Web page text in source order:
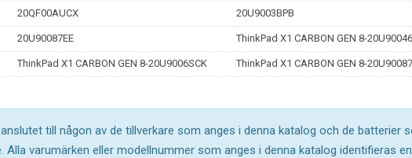
20QF00AUCX 20U9003BPB
20U90087EE ThinkPad X1 CARBON GEN 8-
ThinkPad X1 CARBON GEN 8-20U9006SCK ThinkPad X1 CARBON GEN 8-
till någon av de tillverkare som anges i denna katalog och de batterier
Alla varumärken eller modellnummer som anges i denna katalog identifieras